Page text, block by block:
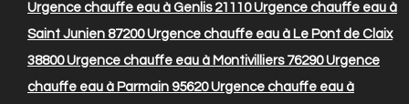
Urgence chauffe eau à Genlis 21110Urgence chauffe eau à
Saint Junien 87200Urgence chauffe eau à Le Pont de Claix
38800Urgence chauffe eau à Montivilliers 76290Urgence
chauffe eau à Parmain 95620Urgence chauffe eau à